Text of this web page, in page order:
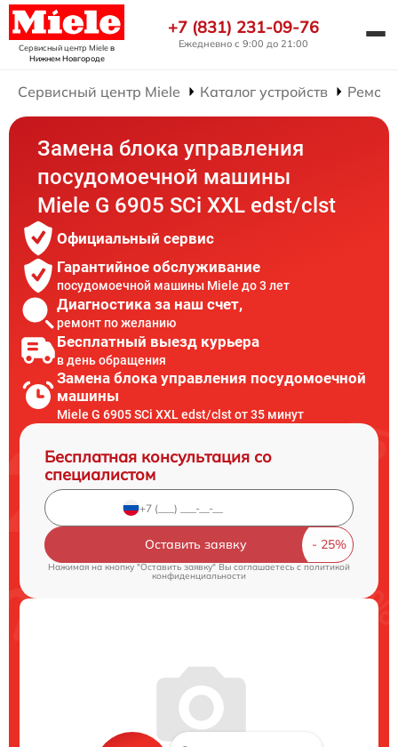
Сервисный центр Mieleв
Нижнем Новгороде
+7 (831) 231-09-76
Ежедневно с 9:00 до 21:00
Сервисный центр Miele Каталог устройств
Замена блока управления
посудомоечной машины
Miele G 6905 SCi XXL edst/clst
Официальный сервис
Гарантийное обслуживание
посудомоечной машины Miele до 3 лет
Диагностика за наш счет,
ремонт по желанию
Бесплатный выезд курьера
в день обращения
Замена блока управления посудомоечной
машины
Miele G 6905 SCi XXL edst/clst от 35 минут
Бесплатная консультация со
специалистом
Оставить заявку
Нажимая на кнопку "Оставить заявку" Вы соглашаетесь cполитикой
конфиденциальности